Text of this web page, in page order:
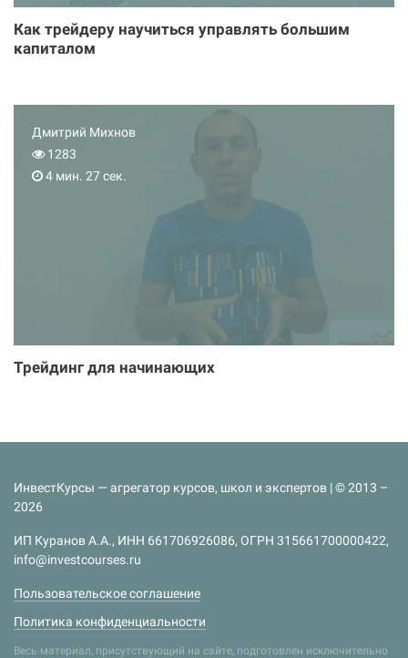
Как трейдеру научиться управлять большим
капиталом
Дмитрий Михнов
1283
4 мин. 27 сек.
Трейдинг для начинающих
ИнвестКурсы — агрегатор курсов, школ и экспертов | © 2013 –
2026
ИП Куранов А.А., ИНН 661706926086, ОГРН 315661700000422,
info@investcourses.ru
Пользовательское соглашение
Политика конфиденциальности
Весь материал, присутствующий на сайте, подготовлен исключительно